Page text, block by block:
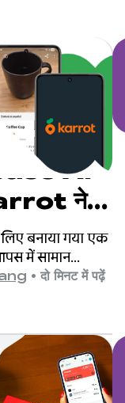
AI
ने दो
की
बढ़ाई
बनाया गया एक
में सामान
पुष्टि किए गए
इस प्लैटफ़ॉर्म को
था. इसके बाद, यह
करोड़ से ज़्यादा
• दो मिनट में पढ़ें